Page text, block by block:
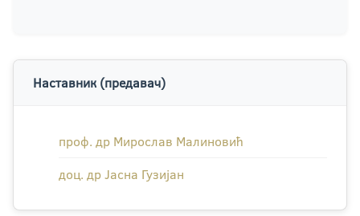
Наставник (предавач)
проф. др Мирослав Малиновић
доц. др Јасна Гузијан